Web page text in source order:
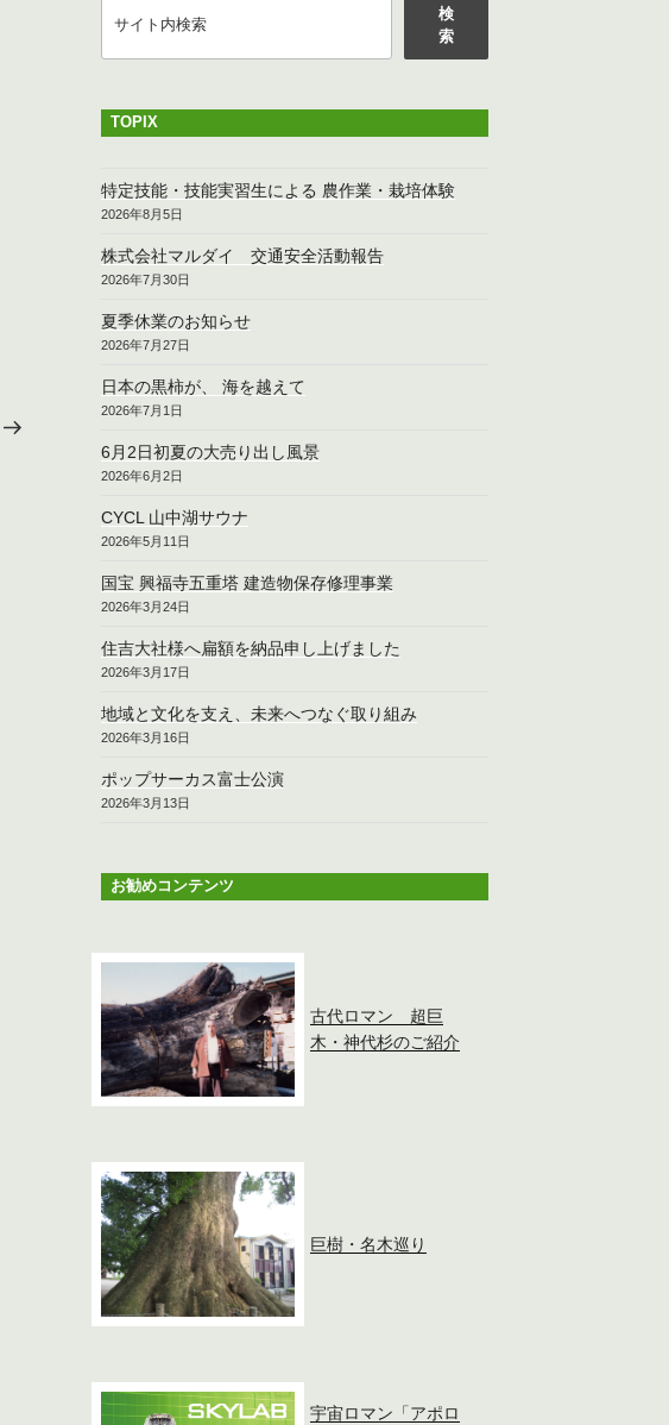
投
索
検
索
TOPIX
特定技能・技能実習生による 農作業・栽培体験
2026年8月5日
株式会社マルダイ 交通安全活動報告
2026年7月30日
夏季休業のお知らせ
2026年7月27日
日本の黒柿が、 海を越えて
2026年7月1日
6月2日初夏の大売り出し風景
2026年6月2日
CYCL 山中湖サウナ
2026年5月11日
国宝 興福寺五重塔 建造物保存修理事業
2026年3月24日
住吉大社様へ扁額を納品申し上げました
2026年3月17日
地域と文化を支え、未来へつなぐ取り組み
2026年3月16日
ポップサーカス富士公演
2026年3月13日
お勧めコンテンツ
古代ロマン 超巨
木・神代杉のご紹介
巨樹・名木巡り
宇宙ロマン「アポロ